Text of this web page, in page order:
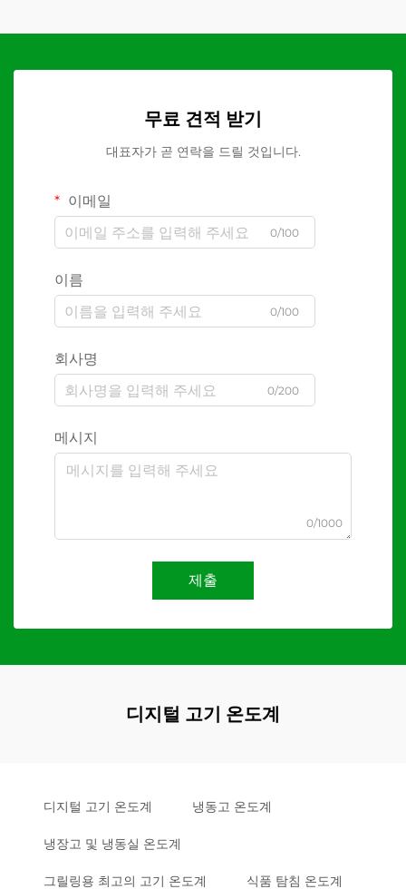
무료 견적 받기
대표자가 곧 연락을 드릴 것입니다.
이메일
0/100
이름
0/100
회사명
0/200
메시지
0/1000
제출
디지털 고기 온도계
디지털 고기 온도계 냉동고 온도계
냉장고 및 냉동실 온도계
그릴링용 최고의 고기 온도계 식품 탐침 온도계